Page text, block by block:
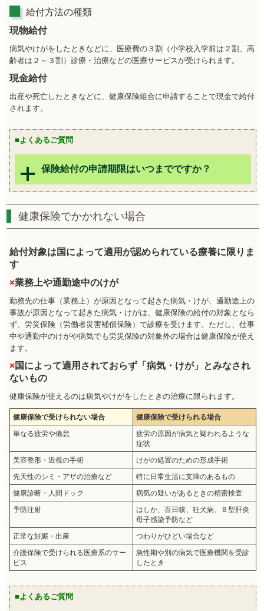
給付方法の種類
現物給付
病気やけがをしたときなどに、医療費の３割（小学校入学前は２割、高
齢者は２～３割）診療・治療などの医療サービスが受けられます。
現金給付
出産や死亡したときなどに、健康保険組合に申請することで現金で給付
されます。
■よくあるご質問
保険給付の申請期限はいつまでですか？
健康保険でかかれない場合
給付対象は国によって適用が認められている療養に限りま
す
×業務上や通勤途中のけが
勤務先の仕事（業務上）が原因となって起きた病気・けが、通勤途上の
事故が原因となって起きた病気・けがは、健康保険の給付の対象となら
ず、労災保険（労働者災害補償保険）で診療を受けます。ただし、仕事
中や通勤中のけがや病気でも労災保険の対象外の場合は健康保険が使え
ます。
×国によって適用されておらず「病気・けが」とみなされ
ないもの
健康保険が使えるのは病気やけがをしたときの治療に限られます。
健康保険で受けられない場合 健康保険で受けられる場合
単なる疲労や倦怠
疲労の原因が病気と疑われるような
症状
美容整形・近視の手術 けがの処置のための形成手術
先天性のシミ・アザの治療など 特に日常生活に支障のあるもの
健康診断・人間ドック 病気の疑いがあるときの精密検査
予防注射
はしか、百日咳、狂犬病、Ｂ型肝炎
母子感染予防など
正常な妊娠・出産 つわりがひどい場合など
介護保険で受けられる医療系のサー
ビス
急性期や別の病気で医療機関を受診
したとき
■よくあるご質問